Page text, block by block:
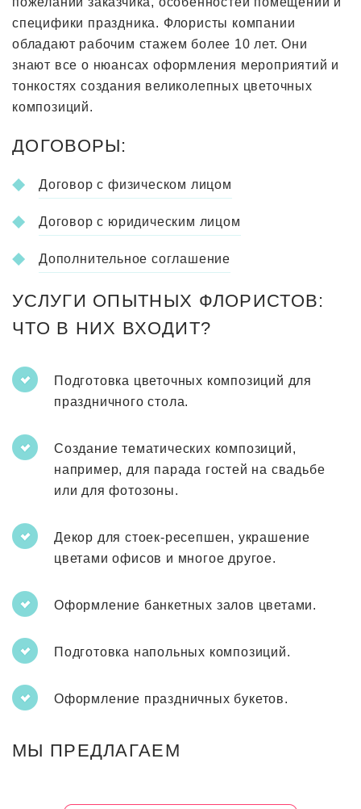
специфики праздника. Флористы компании
обладают рабочим стажем более 10 лет. Они
знают все о нюансах оформления мероприятий и
тонкостях создания великолепных цветочных
композиций.
ДОГОВОРЫ:
Договор с физическом лицом
Договор с юридическим лицом
Дополнительное соглашение
УСЛУГИ ОПЫТНЫХ ФЛОРИСТОВ:
ЧТО В НИХ ВХОДИТ?
Подготовка цветочных композиций для
праздничного стола.
Создание тематических композиций,
например, для парада гостей на свадьбе
или для фотозоны.
Декор для стоек-ресепшен, украшение
цветами офисов и многое другое.
Оформление банкетных залов цветами.
Подготовка напольных композиций.
Оформление праздничных букетов.
МЫ ПРЕДЛАГАЕМ